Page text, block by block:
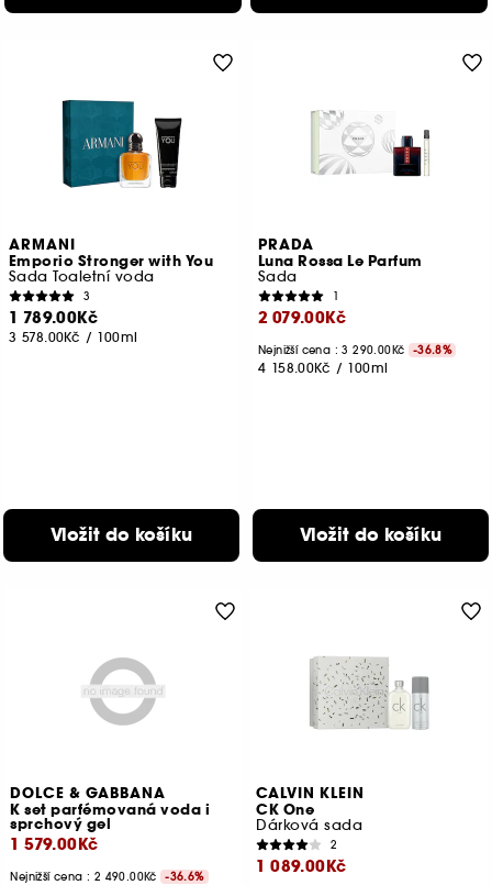
ARMANI
Emporio Stronger with You
Sada Toaletní voda
3
1 789.00Kč
3 578.00Kč / 100ml
Vložit do košíku
PRADA
Luna Rossa Le Parfum
Sada
1
2 079.00Kč
Nejnižší cena :3 290.00Kč -36.8%
4 158.00Kč / 100ml
Vložit do košíku
DOLCE & GABBANA
K set parfémovaná voda i
sprchový gel
1 579.00Kč
Nejnižší cena : 2 490.00Kč -36.6%
CALVIN KLEIN
CK One
Dárková sada
2
1 089.00Kč